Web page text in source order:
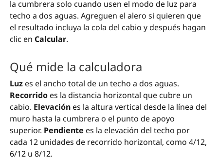
la cumbrera solo cuando usen el modo de luz para
techo a dos aguas. Agreguen el alero si quieren que
el resultado incluya la cola del cabio y después hagan
clic en Calcular.
Qué mide la calculadora
Luz es el ancho total de un techo a dos aguas.
Recorrido es la distancia horizontal que cubre un
cabio. Elevación es la altura vertical desde la línea del
muro hasta la cumbrera o el punto de apoyo
superior. Pendiente es la elevación del techo por
cada 12 unidades de recorrido horizontal, como 4/12,
6/12 u 8/12.